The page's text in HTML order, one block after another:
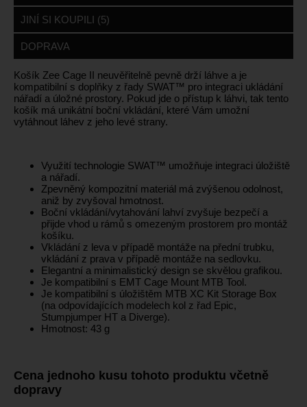
JINÍ SI KOUPILI (5)
DOPRAVA
Košík Zee Cage II neuvěřitelně pevně drží láhve a je
kompatibilní s doplňky z řady SWAT™ pro integraci ukládání
nářadí a úložné prostory. Pokud jde o přístup k láhvi, tak tento
košík má unikátní boční vkládání, které Vám umožní
vytáhnout láhev z jeho levé strany.
Využití technologie SWAT™ umožňuje integraci úložiště
a nářadí.
Zpevněný kompozitní materiál má zvýšenou odolnost,
aniž by zvyšoval hmotnost.
Boční vkládání/vytahování lahví zvyšuje bezpečí a
přijde vhod u rámů s omezeným prostorem pro montáž
košíku.
Vkládání z leva v případě montáže na přední trubku,
vkládání z prava v případě montáže na sedlovku.
Elegantní a minimalistický design se skvělou grafikou.
Je kompatibilní s EMT Cage Mount MTB Tool.
Je kompatibilní s úložištěm MTB XC Kit Storage Box
(na odpovídajících modelech kol z řad Epic,
Stumpjumper HT a Diverge).
Hmotnost: 43 g
Cena jednoho kusu tohoto produktu včetně
dopravy